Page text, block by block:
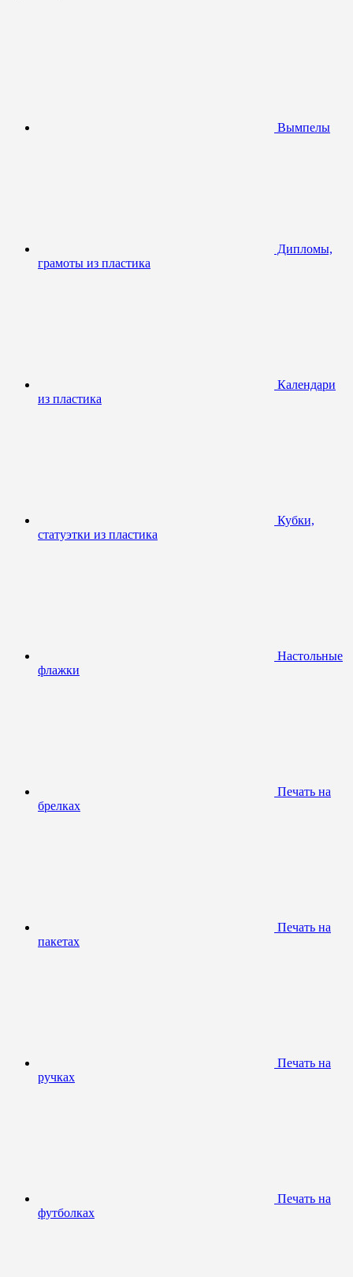
Вымпелы
Дипломы,
грамоты из пластика
Календари
из пластика
Кубки,
статуэтки из пластика
Настольные
флажки
Печать на
брелках
Печать на
пакетах
Печать на
ручках
Печать на
футболках